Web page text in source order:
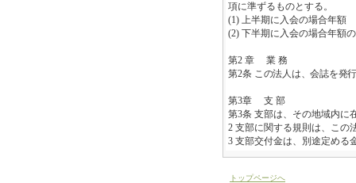
項に準ずるものとする。
(1) 上半期に入会の場合年額
(2) 下半期に入会の場合年額の
第2 章 業 務
第2条 この法人は、会誌を発
第3章 支 部
第3条 支部は、その地域内に
2 支部に関する規則は、この
3 支部交付金は、別途定める
トップページへ